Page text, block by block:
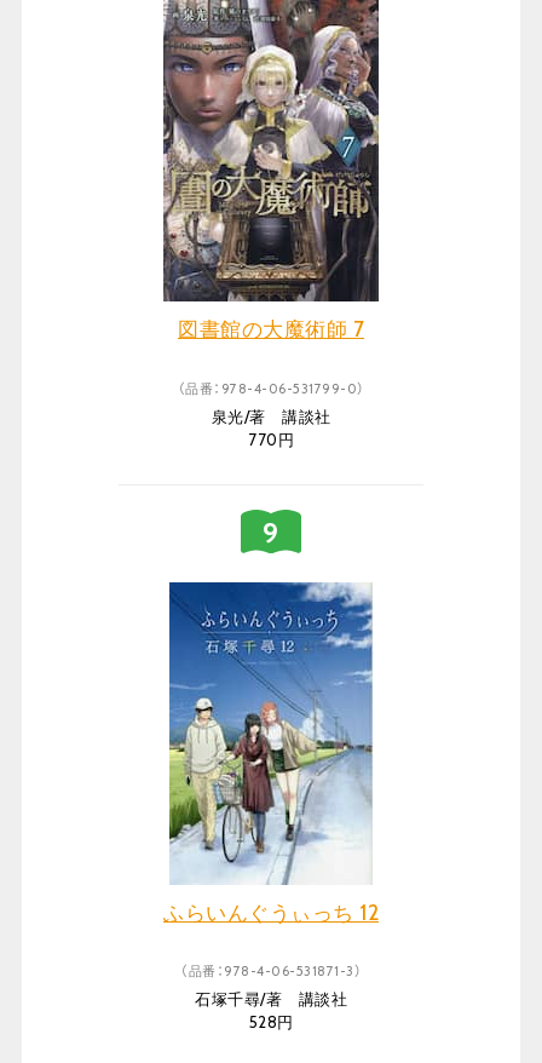
図書館の大魔術師 7
（品番：978-4-06-531799-0）
泉光/著 講談社
770円
ふらいんぐうぃっち 12
（品番：978-4-06-531871-3）
石塚千尋/著 講談社
528円